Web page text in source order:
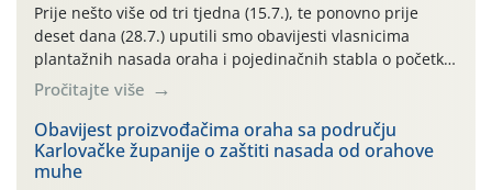
Prije nešto više od tri tjedna (15.7.), te ponovno prije
deset dana (28.7.) uputili smo obavijesti vlasnicima
plantažnih nasada oraha i pojedinačnih stabla o početku
leta i ovogodišnjoj potrebi usmjerenog suzbijanja
orahove muhe (Rhagoletis completa)! Već dvanaest dana
traje drugi ovogodišnji “toplinski udar”, koji naročito
izražen zadnja šest dana (31.7.-05.8.), jer najviše
temperature zraka svakodnevno […]
Pročitajte više
Obavijest proizvođačima oraha sa području
Karlovačke županije o zaštiti nasada od orahove
muhe